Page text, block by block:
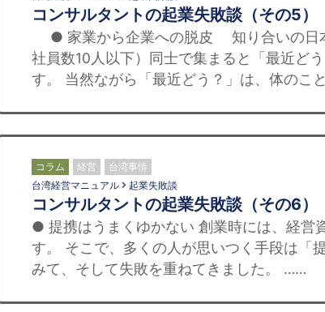
コンサルタントの起業失敗談（その5）
● 家業から企業への脱皮 知り合いの日
社員数10人以下）同士で集まると「最近ど
す。 当然ながら「最近どう？」は、体のこ
コラム 経営 台湾事情
台湾経営マニュアル 起業失敗談
コンサルタントの起業失敗談（その6）
● 提携はうまくゆかない 創業時には、経営
す。 そこで、多くの人が思いつく手段は「
みて、そして失敗を重ねてきました。 ……